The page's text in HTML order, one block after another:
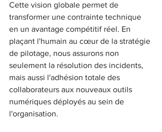
Cette vision globale permet de
transformer une contrainte technique
en un avantage compétitif réel. En
plaçant l'humain au cœur de la stratégie
de pilotage, nous assurons non
seulement la résolution des incidents,
mais aussi l'adhésion totale des
collaborateurs aux nouveaux outils
numériques déployés au sein de
l'organisation.